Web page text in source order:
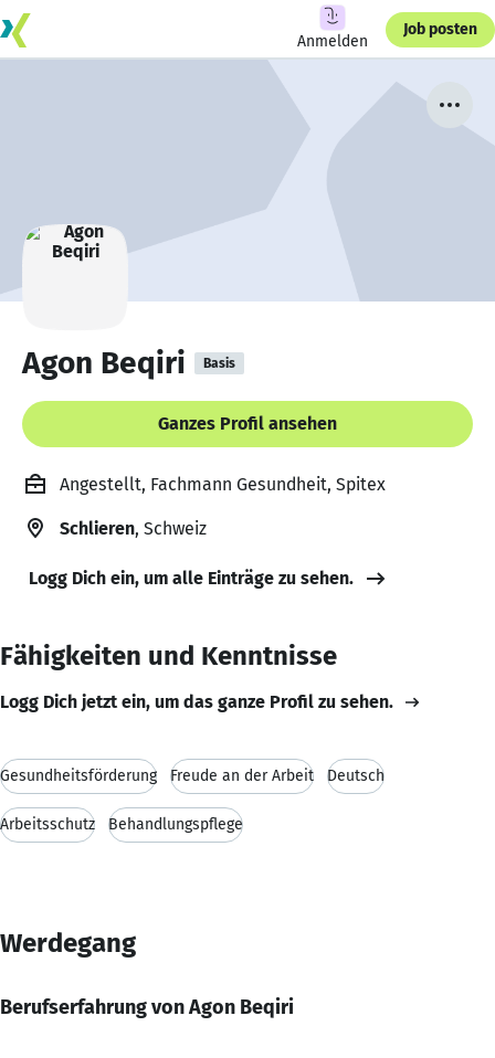
Anmelden
Job posten
Agon Beqiri Basis
Ganzes Profil ansehen
Angestellt, Fachmann Gesundheit, Spitex
Schlieren, Schweiz
Logg Dich ein, um alle Einträge zu sehen.
Fähigkeiten und Kenntnisse
Logg Dich jetzt ein, um das ganze Profil zu sehen.
Gesundheitsförderung Freude an der Arbeit Deutsch
Arbeitsschutz Behandlungspflege
Werdegang
Berufserfahrung von Agon Beqiri